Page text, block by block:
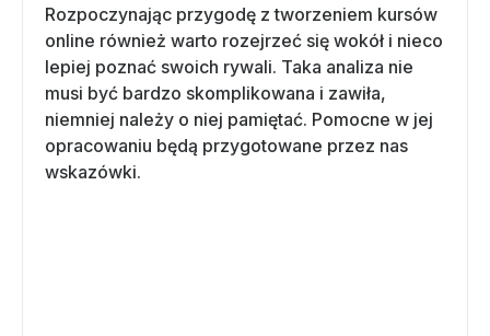
Rozpoczynając przygodę z tworzeniem kursów
online również warto rozejrzeć się wokół i nieco
lepiej poznać swoich rywali. Taka analiza nie
musi być bardzo skomplikowana i zawiła,
niemniej należy o niej pamiętać. Pomocne w jej
opracowaniu będą przygotowane przez nas
wskazówki.